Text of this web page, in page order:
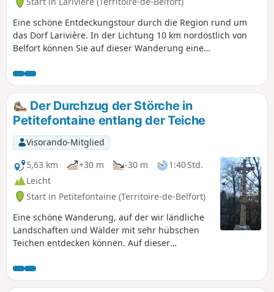
Blick auf das Jura und die Alpen, bevor Sie
zum Ausgangspunkt zurückkehren.
Eine schöne Entdeckungstour durch die Region rund um
das Dorf Larivière. In der Lichtung 10 km nordöstlich von
Belfort können Sie auf dieser Wanderung eine
Ackerfeldern und Weiden entdecken.
Der Durchzug der Störche in
Petitefontaine entlang der Teiche
Visorando-Mitglied
5,63 km
+30 m -30 m
1:40 Std.
Leicht
Start in Petitefontaine (Territoire-de-Belfort)
Eine schöne Wanderung, auf der wir ländliche
Landschaften und Wälder mit sehr hübschen
Teichen entdecken können. Auf dieser
wenig Asphalt. Die Rundwanderung ist mit
einem Roten Ring markiert.